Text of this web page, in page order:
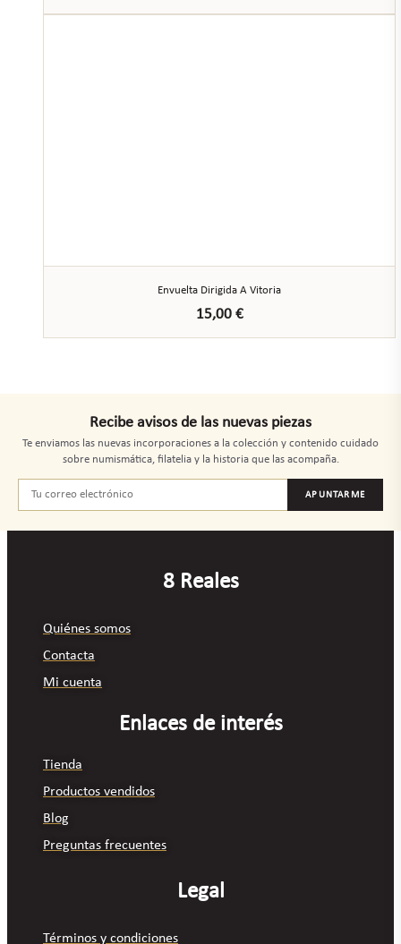
Envuelta Dirigida A Vitoria
15,00 €
Recibe avisos de las nuevas piezas
Te enviamos las nuevas incorporaciones a la colección y contenido cuidado
sobre numismática, filatelia y la historia que las acompaña.
APUNTARME
8 Reales
Quiénes somos
Contacta
Mi cuenta
Enlaces de interés
Tienda
Productos vendidos
Blog
Preguntas frecuentes
Legal
Términos y condiciones